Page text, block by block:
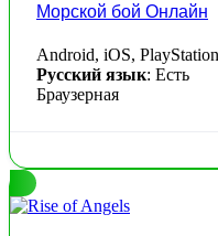
Морской бой Онлайн
Android, iOS,
Русский язык: Есть
Браузерная